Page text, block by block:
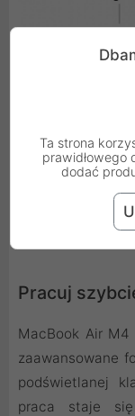
Pracuj
MacBook Air M4
zaawansowane
podświetlanej
praca staje
Ta strona
prawidłowego
dodać